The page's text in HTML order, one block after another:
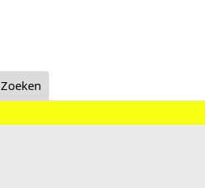
Zoeken